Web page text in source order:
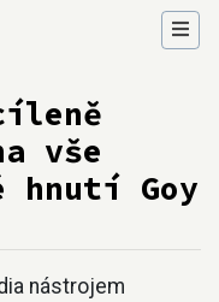
vše
hnutí Goy
nástrojem